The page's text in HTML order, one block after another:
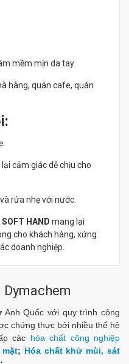
mềm mịn da tay.
hàng, quán cafe, quán
cảm giác dễ chịu cho
rửa nhẹ với nước.
HAND mang lại
cho khách hàng, xứng
doanh nghiệp.
Anh Quốc với quy trình công
chứng thực bởi nhiều thế hệ
các hóa chất công nghiệp
; Hóa chất khử mùi, sát